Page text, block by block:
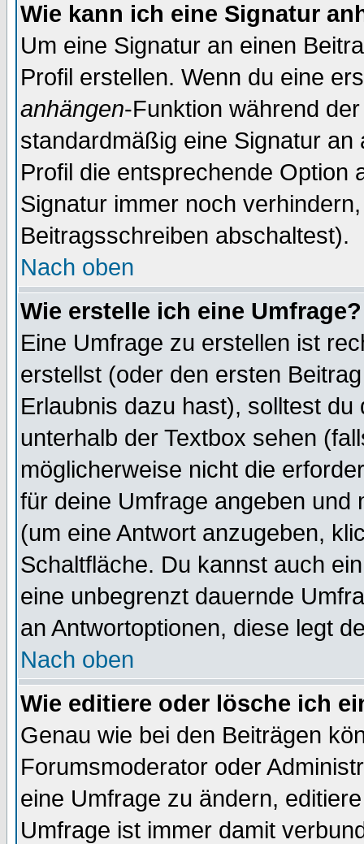
Wie kann ich eine Signatur
Um eine Signatur an einen
Profil erstellen. Wenn du eine
anhängen-Funktion während
standardmäßig eine Signatur
Profil die entsprechende Option
Signatur immer noch
Beitragsschreiben abschaltest).
Nach oben
Wie erstelle ich eine Umfrage?
Eine Umfrage zu erstellen ist
erstellst (oder den ersten
Erlaubnis dazu hast), solltest
unterhalb der Textbox sehen
möglicherweise nicht die
für deine Umfrage angeben und
(um eine Antwort anzugeben,
Schaltfläche. Du kannst auch
eine unbegrenzt dauernde
an Antwortoptionen, diese legt
Nach oben
Wie editiere oder lösche ich
Genau wie bei den Beiträgen
Forumsmoderator oder
eine Umfrage zu ändern,
Umfrage ist immer damit